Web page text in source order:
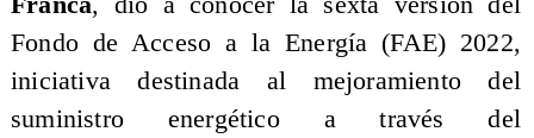
Fondo de Acceso a la Energía (FAE) 2022,
iniciativa destinada al mejoramiento del
suministro energético a través del